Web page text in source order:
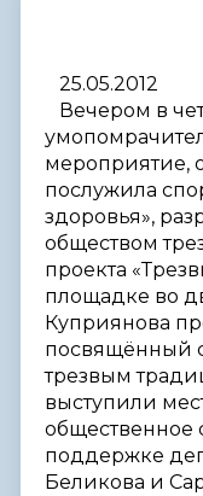
25.05.2012
Вечером в
мероприятие,
послужила
здоровья»,
обществом
проекта
площадке во
Куприянова
посвящённый
трезвым
выступили
общественное
поддержке
Беликова и